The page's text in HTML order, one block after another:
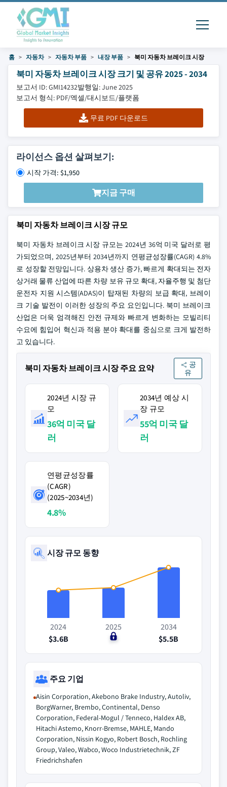
홈 자동차 자동차 부품 내장 부품 북미 자동차 브레이크 시장
북미 자동차 브레이크 시장 크기 및 공유 2025 - 2034
보고서 ID: GMI14232발행일: June 2025
보고서 형식: PDF/엑셀/대시보드/플랫폼
무료 PDF 다운로드
라이선스 옵션 살펴보기:
시작 가격: $1,950
지금 구매
북미 자동차 브레이크 시장 규모
북미 자동차 브레이크 시장 규모는 2024년 36억 미국 달러로 평
가되었으며, 2025년부터 2034년까지 연평균성장률(CAGR) 4.8%
로 성장할 전망입니다. 상용차 생산 증가, 빠르게 확대되는 전자
상거래 물류 산업에 따른 차량 보유 규모 확대, 자율주행 및 첨단
운전자 지원 시스템(ADAS)이 탑재된 차량의 보급 확대, 브레이
크 기술 발전이 이러한 성장의 주요 요인입니다. 북미 브레이크
산업은 더욱 엄격해진 안전 규제와 빠르게 변화하는 모빌리티
수요에 힘입어 혁신과 적용 분야 확대를 중심으로 크게 발전하
고 있습니다.
북미 자동차 브레이크 시장 주요 요약
공
유
2024년 시장 규
모
36억 미국 달
러
2034년 예상 시
장 규모
55억 미국 달
러
연평균성장률
(CAGR)
(2025~2034년)
4.8%
시장 규모 동향
2024
$3.6B
2025
$0
2034
$5.5B
주요 기업
Aisin Corporation, Akebono Brake Industry, Autoliv,
BorgWarner, Brembo, Continental, Denso
Corporation, Federal-Mogul / Tenneco, Haldex AB,
Hitachi Astemo, Knorr-Bremse, MAHLE, Mando
Corporation, Nissin Kogyo, Robert Bosch, Rochling
Group, Valeo, Wabco, Woco Industrietechnik, ZF
Friedrichshafen